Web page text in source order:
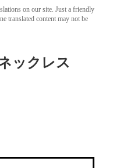
on our site. Just a friendly
translated content may not be
ックレス